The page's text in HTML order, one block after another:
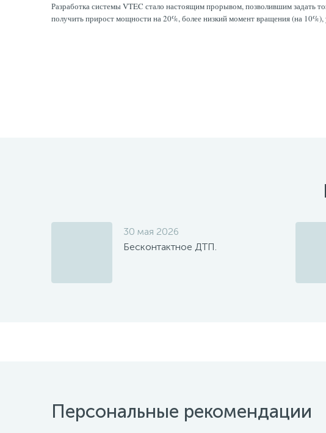
Разработка системы VTEC стало настоящим прорывом, позволившим задать
получить прирост мощности на 20%, более низкий момент вращения (на
30 мая 2026
Бесконтактное ДТП.
Персональные рекомендации